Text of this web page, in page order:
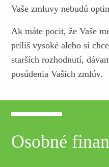
Vaše zmluvy nebudú
Ak máte pocit, že Vaše
príliš vysoké alebo si
starších rozhodnutí,
posúdenia Vašich zmlúv.
Osobné